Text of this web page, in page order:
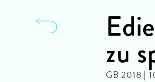
zu
GB 2018 |